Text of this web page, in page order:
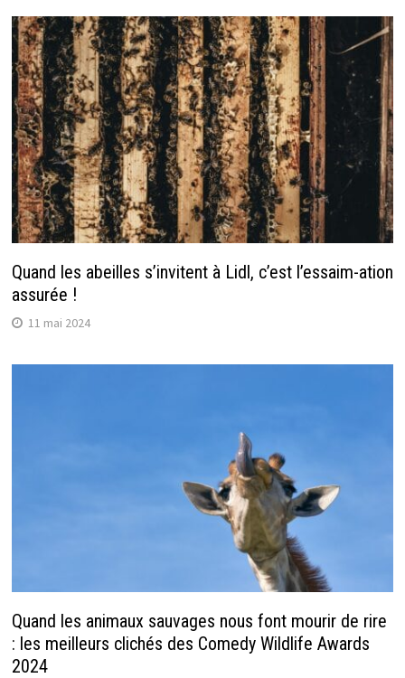
Quand les abeilles s’invitent à Lidl, c’est l’essaim-ation
assurée !
11 mai 2024
Quand les animaux sauvages nous font mourir de rire
: les meilleurs clichés des Comedy Wildlife Awards
2024